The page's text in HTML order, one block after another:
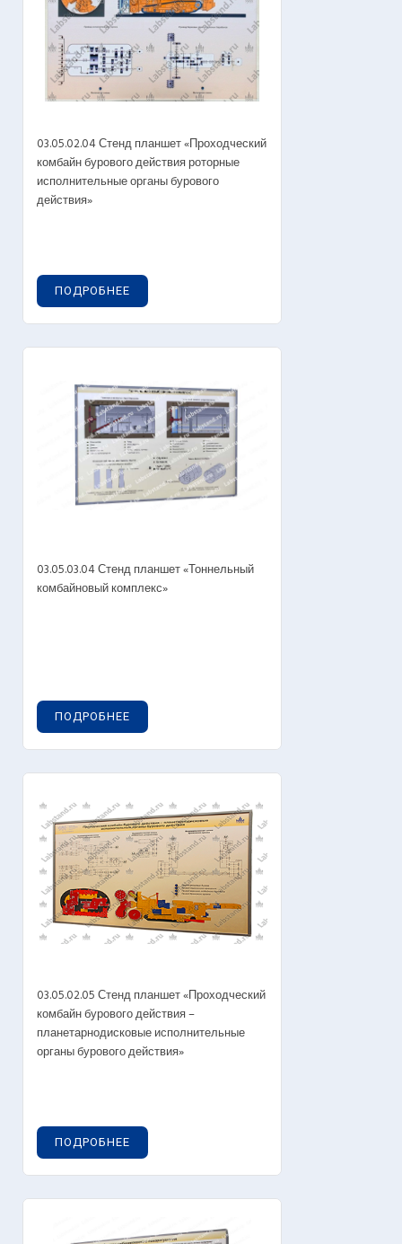
03.05.02.04 Стенд планшет «Проходческий
комбайн бурового действия роторные
исполнительные органы бурового
действия»
ПОДРОБНЕЕ
03.05.03.04 Стенд планшет «Тоннельный
комбайновый комплекс»
ПОДРОБНЕЕ
03.05.02.05 Стенд планшет «Проходческий
комбайн бурового действия –
планетарнодисковые исполнительные
органы бурового действия»
ПОДРОБНЕЕ